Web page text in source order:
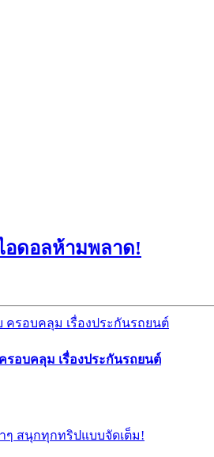
อดอลห้ามพลาด!
รอบคลุม เรื่องประกันรถยนต์